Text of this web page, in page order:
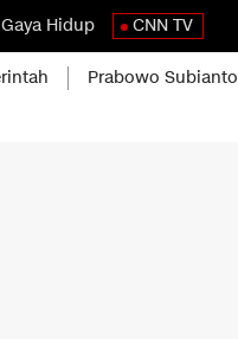
Gaya Hidup CNN TV
Prabowo Subianto